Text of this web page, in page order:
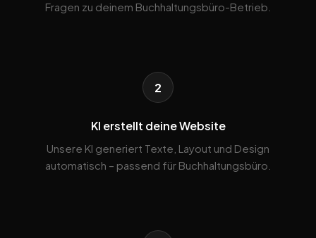
Fragen zu deinem Buchhaltungsbüro-Betrieb.
2
KI erstellt deine Website
Unsere KI generiert Texte, Layout und Design
automatisch – passend für Buchhaltungsbüro.